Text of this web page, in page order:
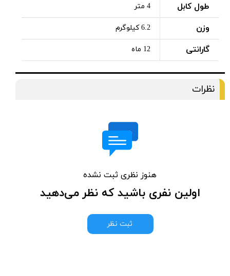
طول کابل 4 متر
وزن 6.2 کیلوگرم
گارانتی 12 ماه
نظرات
هنوز نظری ثبت نشده
اولین نفری باشید که نظر می‌دهید
ثبت نظر